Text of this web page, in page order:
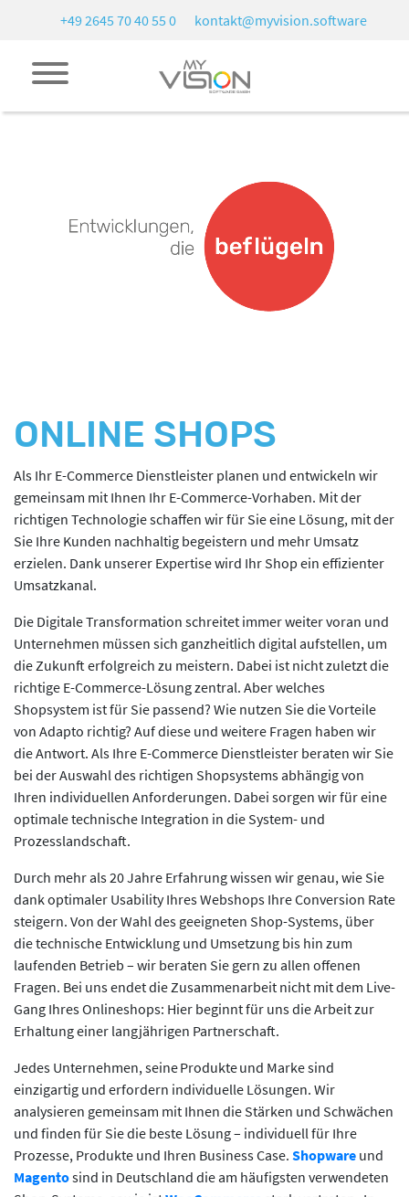
+49 2645 70 40 55 0 kontakt@myvision.software
ONLINE SHOPS
Als Ihr E-Commerce Dienstleister planen und entwickeln wir
gemeinsam mit Ihnen Ihr E-Commerce-Vorhaben. Mit der
richtigen Technologie schaffen wir für Sie eine Lösung, mit der
Sie Ihre Kunden nachhaltig begeistern und mehr Umsatz
erzielen. Dank unserer Expertise wird Ihr Shop ein effizienter
Umsatzkanal.
Die Digitale Transformation schreitet immer weiter voran und
Unternehmen müssen sich ganzheitlich digital aufstellen, um
die Zukunft erfolgreich zu meistern. Dabei ist nicht zuletzt die
richtige E-Commerce-Lösung zentral. Aber welches
Shopsystem ist für Sie passend? Wie nutzen Sie die Vorteile
von Adapto richtig? Auf diese und weitere Fragen haben wir
die Antwort. Als Ihre E-Commerce Dienstleister beraten wir Sie
bei der Auswahl des richtigen Shopsystems abhängig von
Ihren individuellen Anforderungen. Dabei sorgen wir für eine
optimale technische Integration in die System- und
Prozesslandschaft.
Durch mehr als 20 Jahre Erfahrung wissen wir genau, wie Sie
dank optimaler Usability Ihres Webshops Ihre Conversion Rate
steigern. Von der Wahl des geeigneten Shop-Systems, über
die technische Entwicklung und Umsetzung bis hin zum
laufenden Betrieb – wir beraten Sie gern zu allen offenen
Fragen. Bei uns endet die Zusammenarbeit nicht mit dem Live-
Gang Ihres Onlineshops: Hier beginnt für uns die Arbeit zur
Erhaltung einer langjährigen Partnerschaft.
Jedes Unternehmen, seine Produkte und Marke sind
einzigartig und erfordern individuelle Lösungen. Wir
analysieren gemeinsam mit Ihnen die Stärken und Schwächen
und finden für Sie die beste Lösung – individuell für Ihre
Prozesse, Produkte und Ihren Business Case. Shopware und
Magentosind in Deutschland die am häufigsten verwendeten